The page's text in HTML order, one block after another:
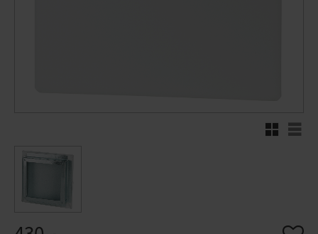
Rutnätsvy